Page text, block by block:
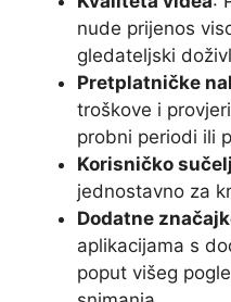
nude prijenos
gledateljski
Pretplatničke
troškove i
probni periodi ili
Korisničko
jednostavno za
Dodatne
aplikacijama s
poput višeg